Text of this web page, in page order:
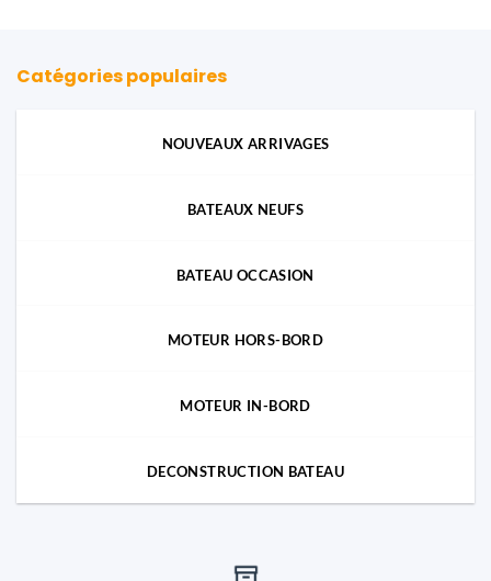
Catégories populaires
NOUVEAUX ARRIVAGES
BATEAUX NEUFS
BATEAU OCCASION
MOTEUR HORS-BORD
MOTEUR IN-BORD
DECONSTRUCTION BATEAU